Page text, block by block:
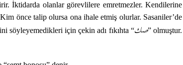
İktidarda olanlar görevlilere emretmezler. Kendilerine
Kim önce talip olursa ona ihale etmiş olurlar. Sasaniler’de
söyleyemedikleri için çekin adı fıkıhta “صك” olmuştur.